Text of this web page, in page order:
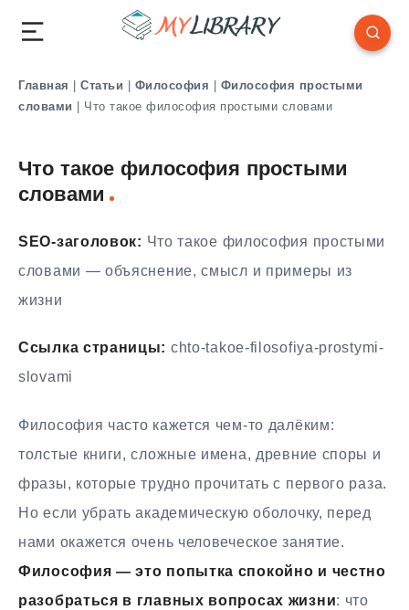
Главная | Статьи | Философия | Философия простыми
словами | Что такое философия простыми словами
Что такое философия простыми
словами
SEO-заголовок: Что такое философия простыми
словами — объяснение, смысл и примеры из
жизни
Ссылка страницы: chto-takoe-filosofiya-prostymi-
slovami
Философия часто кажется чем-то далёким:
толстые книги, сложные имена, древние споры и
фразы, которые трудно прочитать с первого раза.
Но если убрать академическую оболочку, перед
нами окажется очень человеческое занятие.
Философия — это попытка спокойно и честно
разобраться в главных вопросах жизни: что